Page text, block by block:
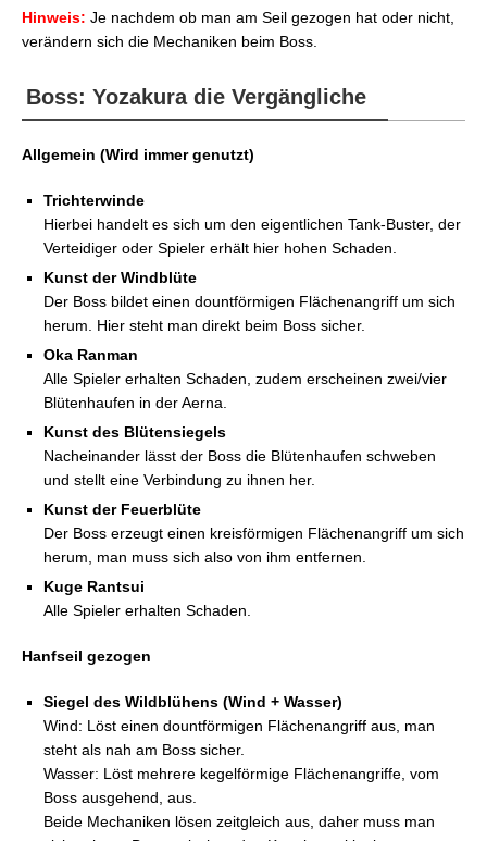
(1)
warten
(3)
(4)
Abscheuliches Anfackeln
Rauchwolke + Blutgrätsche
Hinweis: Je nachdem ob man am Seil gezogen hat oder nicht,
verändern sich die Mechaniken beim Boss.
Boss: Yozakura die Vergängliche
Allgemein (Wird immer genutzt)
Trichterwinde
Hierbei handelt es sich um den eigentlichen Tank-Buster, der
Verteidiger oder Spieler erhält hier hohen Schaden.
Kunst der Windblüte
Der Boss bildet einen dountförmigen Flächenangriff um sich
herum. Hier steht man direkt beim Boss sicher.
Oka Ranman
Alle Spieler erhalten Schaden, zudem erscheinen zwei/vier
Blütenhaufen in der Aerna.
Kunst des Blütensiegels
Nacheinander lässt der Boss die Blütenhaufen schweben
und stellt eine Verbindung zu ihnen her.
Kunst der Feuerblüte
Der Boss erzeugt einen kreisförmigen Flächenangriff um sich
herum, man muss sich also von ihm entfernen.
Kuge Rantsui
Alle Spieler erhalten Schaden.
Hanfseil gezogen
Siegel des Wildblühens (Wind + Wasser)
Wind: Löst einen dountförmigen Flächenangriff aus, man
steht als nah am Boss sicher.
Wasser: Löst mehrere kegelförmige Flächenangriffe, vom
Boss ausgehend, aus.
Beide Mechaniken lösen zeitgleich aus, daher muss man